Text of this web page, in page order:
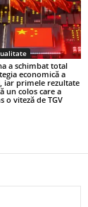
a schimbat total
economică a
iar primele rezultate
un colos care a
o viteză de TGV